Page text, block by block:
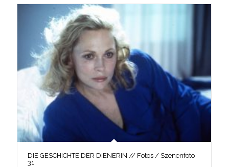
DIE GESCHICHTE DER DIENERIN // Fotos / Szenenfoto
31